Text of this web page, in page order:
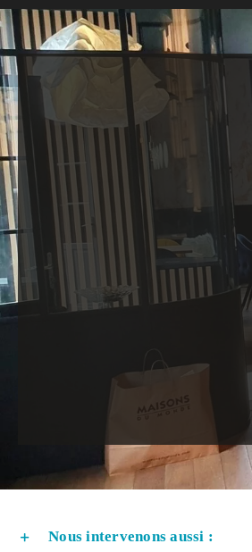
Nous intervenons aussi :